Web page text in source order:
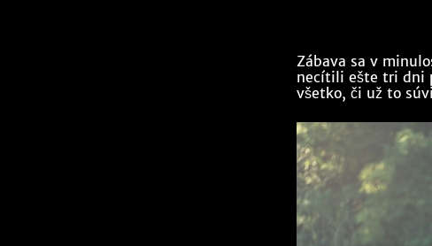
Zábava sa v
necítili ešte tri dni
všetko, či už to